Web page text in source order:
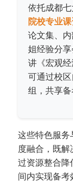
依托成都
院校专业
论文集、
姐经验分
讲《宏观
可通过校
组，共享备
这些特色服务
度融合，既
过资源整合降
间内实现备考